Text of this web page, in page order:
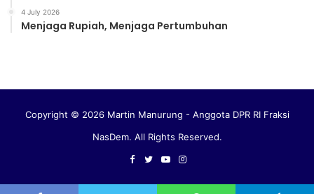
4 July 2026
Menjaga Rupiah, Menjaga Pertumbuhan
Copyright © 2026 Martin Manurung - Anggota DPR RI Fraksi
NasDem. All Rights Reserved.
FacebookTwitterYouTubeInstagram